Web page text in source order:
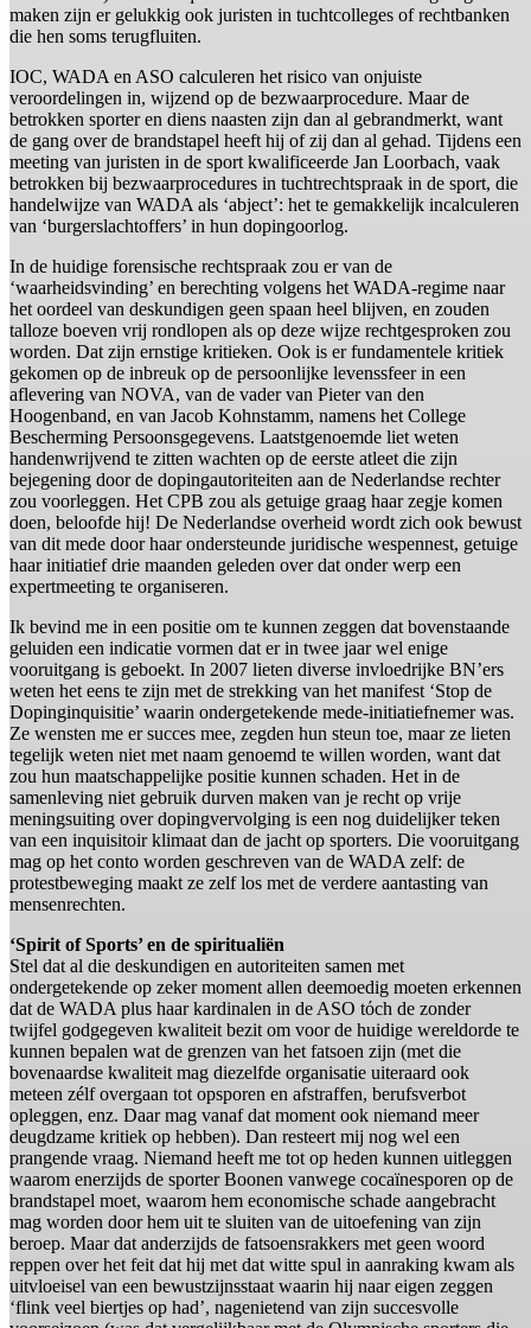
maken zijn er gelukkig ook juristen in tuchtcolleges of rechtbanken
die hen soms terugfluiten.
IOC, WADA en ASO calculeren het risico van onjuiste
veroordelingen in, wijzend op de bezwaarprocedure. Maar de
betrokken sporter en diens naasten zijn dan al gebrandmerkt, want
de gang over de brandstapel heeft hij of zij dan al gehad. Tijdens een
meeting van juristen in de sport kwalificeerde Jan Loorbach, vaak
betrokken bij bezwaarprocedures in tuchtrechtspraak in de sport, die
handelwijze van WADA als ‘abject’: het te gemakkelijk incalculeren
van ‘burgerslachtoffers’ in hun dopingoorlog.
In de huidige forensische rechtspraak zou er van de
‘waarheidsvinding’ en berechting volgens het WADA-regime naar
het oordeel van deskundigen geen spaan heel blijven, en zouden
talloze boeven vrij rondlopen als op deze wijze rechtgesproken zou
worden. Dat zijn ernstige kritieken. Ook is er fundamentele kritiek
gekomen op de inbreuk op de persoonlijke levenssfeer in een
aflevering van NOVA, van de vader van Pieter van den
Hoogenband, en van Jacob Kohnstamm, namens het College
Bescherming Persoonsgegevens. Laatstgenoemde liet weten
handenwrijvend te zitten wachten op de eerste atleet die zijn
bejegening door de dopingautoriteiten aan de Nederlandse rechter
zou voorleggen. Het CPB zou als getuige graag haar zegje komen
doen, beloofde hij! De Nederlandse overheid wordt zich ook bewust
van dit mede door haar ondersteunde juridische wespennest, getuige
haar initiatief drie maanden geleden over dat onder werp een
expertmeeting te organiseren.
Ik bevind me in een positie om te kunnen zeggen dat bovenstaande
geluiden een indicatie vormen dat er in twee jaar wel enige
vooruitgang is geboekt. In 2007 lieten diverse invloedrijke BN’ers
weten het eens te zijn met de strekking van het manifest ‘Stop de
Dopinginquisitie’ waarin ondergetekende mede-initiatiefnemer was.
Ze wensten me er succes mee, zegden hun steun toe, maar ze lieten
tegelijk weten niet met naam genoemd te willen worden, want dat
zou hun maatschappelijke positie kunnen schaden. Het in de
samenleving niet gebruik durven maken van je recht op vrije
meningsuiting over dopingvervolging is een nog duidelijker teken
van een inquisitoir klimaat dan de jacht op sporters. Die vooruitgang
mag op het conto worden geschreven van de WADA zelf: de
protestbeweging maakt ze zelf los met de verdere aantasting van
mensenrechten.
‘Spirit of Sports’ en de spiritualiën
Stel dat al die deskundigen en autoriteiten samen met
ondergetekende op zeker moment allen deemoedig moeten erkennen
dat de WADA plus haar kardinalen in de ASO tόch de zonder
twijfel godgegeven kwaliteit bezit om voor de huidige wereldorde te
kunnen bepalen wat de grenzen van het fatsoen zijn (met die
bovenaardse kwaliteit mag diezelfde organisatie uiteraard ook
meteen zélf overgaan tot opsporen en afstraffen, berufsverbot
opleggen, enz. Daar mag vanaf dat moment ook niemand meer
deugdzame kritiek op hebben). Dan resteert mij nog wel een
prangende vraag. Niemand heeft me tot op heden kunnen uitleggen
waarom enerzijds de sporter Boonen vanwege cocaïnesporen op de
brandstapel moet, waarom hem economische schade aangebracht
mag worden door hem uit te sluiten van de uitoefening van zijn
beroep. Maar dat anderzijds de fatsoensrakkers met geen woord
reppen over het feit dat hij met dat witte spul in aanraking kwam als
uitvloeisel van een bewustzijnsstaat waarin hij naar eigen zeggen
‘flink veel biertjes op had’, nagenietend van zijn succesvolle